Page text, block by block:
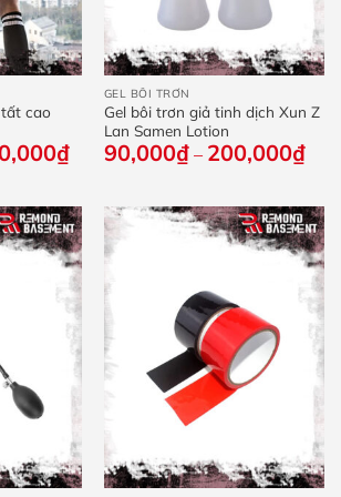
cao
₫Giá
hiện
là:
220,000₫.
GEL BÔI TRƠN
Gel bôi trơn giả tinh dịch Xun Z
Lan Samen Lotion
90,000₫ – 200,000₫
giá:
đến